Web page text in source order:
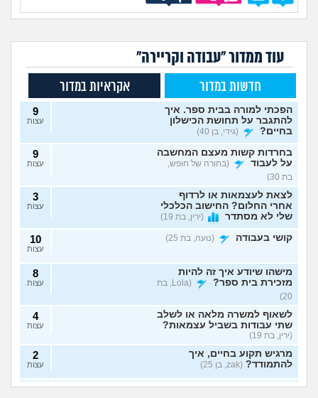
עוד ממדור "עבודה וקריירה"
חדשות במדור אקראיות במדור
הפכתי למורה בבית ספר. איך
להתגבר על תחושת הכישלון
בחיים?
(גידי, בן 40)
9
עצות
בחרדות קשות מעצם המחשבה
על לעבוד
(בחורה של חופש,
בת 30)
9
עצות
לצאת לעצמאות או לרדוף
אחרי החלום? החישוב הכלכלי
שלי לא מסתדר
(ירין, בת 19)
3
עצות
קושי בעבודה (נועה, בת 25) 10
עצות
מישהו שיודע איך זה להיות
מזכירת בית ספר?
(Lola, בת
20)
8
עצות
לשאוף למשרה מלאה או לשלב
שתי עבודות בשביל עצמאות?
(ירין, בת 19)
4
עצות
מרגיש תקוע בחיים, איך
להתמודד? (zak, בן 25)
2
עצות
איך לעשות כסף מתמונות של
7
יכולים לפטר אותי כי
הגשתי ציפיית שכר